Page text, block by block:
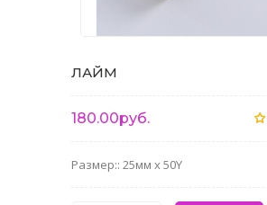
ЛАЙМ
180.00руб.
Размер:: 25мм x 50Y